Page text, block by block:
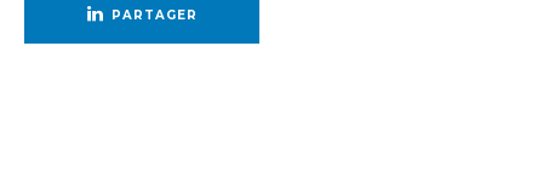
PARTAGER